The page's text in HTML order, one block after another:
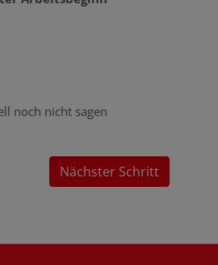
noch nicht sagen
Nächster Schritt